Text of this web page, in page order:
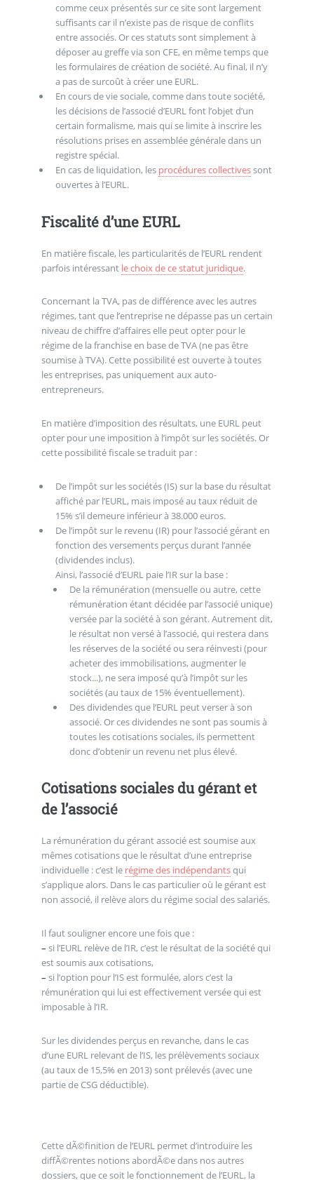
comme ceux présentés sur ce site sont largement
suffisants car il n’existe pas de risque de conflits
entre associés. Or ces statuts sont simplement à
déposer au greffe via son CFE, en même temps que
les formulaires de création de société. Au final, il n’y
a pas de surcoût à créer une EURL.
En cours de vie sociale, comme dans toute société,
les décisions de l’associé d’EURL font l’objet d’un
certain formalisme, mais qui se limite à inscrire les
résolutions prises en assemblée générale dans un
registre spécial.
En cas de liquidation, les procédures collectivessont
ouvertes à l’EURL.
Fiscalité d’une EURL
En matière fiscale, les particularités de l’EURL rendent
parfois intéressant le choix de ce statut juridique.
Concernant la TVA, pas de différence avec les autres
régimes, tant que l’entreprise ne dépasse pas un certain
niveau de chiffre d’affaires elle peut opter pour le
régime de la franchise en base de TVA (ne pas être
soumise à TVA). Cette possibilité est ouverte à toutes
les entreprises, pas uniquement aux auto-
entrepreneurs.
En matière d’imposition des résultats, une EURL peut
opter pour une imposition à l’impôt sur les sociétés. Or
cette possibilité fiscale se traduit par :
De l’impôt sur les sociétés (IS) sur la base du résultat
affiché par l’EURL, mais imposé au taux réduit de
15% s’il demeure inférieur à 38.000 euros.
De l’impôt sur le revenu (IR) pour l’associé gérant en
fonction des versements perçus durant l’année
(dividendes inclus).
Ainsi, l’associé d’EURL paie l’IR sur la base :
De la rémunération (mensuelle ou autre, cette
rémunération étant décidée par l’associé unique)
versée par la société à son gérant. Autrement dit,
le résultat non versé à l’associé, qui restera dans
les réserves de la société ou sera réinvesti (pour
acheter des immobilisations, augmenter le
stock...), ne sera imposé qu’à l’impôt sur les
sociétés (au taux de 15% éventuellement).
Des dividendes que l’EURL peut verser à son
associé. Or ces dividendes ne sont pas soumis à
toutes les cotisations sociales, ils permettent
donc d’obtenir un revenu net plus élevé.
Cotisations sociales du gérant et
de l’associé
La rémunération du gérant associé est soumise aux
mêmes cotisations que le résultat d’une entreprise
individuelle : c’est le régime des indépendantsqui
s’applique alors. Dans le cas particulier où le gérant est
non associé, il relève alors du régime social des salariés.
Il faut souligner encore une fois que :
– si l’EURL relève de l’IR, c’est le résultat de la société qui
est soumis aux cotisations,
– si l’option pour l’IS est formulée, alors c’est la
rémunération qui lui est effectivement versée qui est
imposable à l’IR.
Sur les dividendes perçus en revanche, dans le cas
d’une EURL relevant de l’IS, les prélèvements sociaux
(au taux de 15,5% en 2013) sont prélevés (avec une
partie de CSG déductible).
Cette dÃ©finition de l’EURL permet d’introduire les
diffÃ©rentes notions abordÃ©e dans nos autres
dossiers, que ce soit le fonctionnement de l’EURL, la